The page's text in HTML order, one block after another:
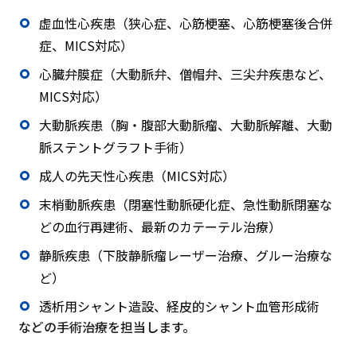
虚血性心疾患（狭心症、心筋梗塞、心筋梗塞後合併
症、MICS対応）
心臓弁膜症（大動脈弁、僧帽弁、三尖弁疾患など、
MICS対応）
大動脈疾患（胸・腹部大動脈瘤、大動脈解離、大動
脈ステントグラフト手術）
成人の先天性心疾患（MICS対応）
末梢動脈疾患（閉塞性動脈硬化症、急性動脈閉塞な
どの血行再建術、最新のカテーテル治療）
静脈疾患（下肢静脈瘤レーザー治療、グルー治療な
ど）
透析用シャント造設、経皮的シャント血管形成術
などの手術治療を担当します。